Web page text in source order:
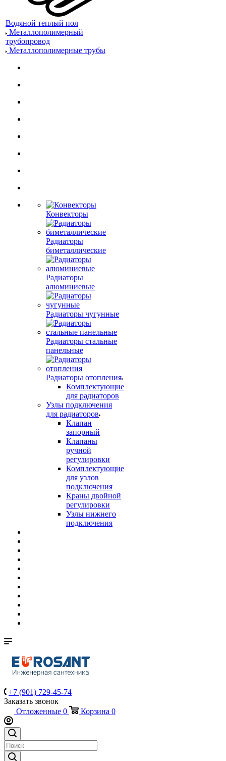
Водяной теплый пол
Металлополимерный
трубопровод
Металлополимерные трубы
Конвекторы
Радиаторы
биметаллические
Радиаторы
алюминиевые
Радиаторы чугунные
Радиаторы стальные
панельные
Радиаторы отопления
Комплектующие
для радиаторов
Узлы подключения
для радиаторов
Клапан
запорный
Клапаны
ручной
регулировки
Комплектующие
для узлов
подключения
Краны двойной
регулировки
Узлы нижнего
подключения
+7 (901) 729-45-74
Заказать звонок
Отложенные 0 Корзина 0